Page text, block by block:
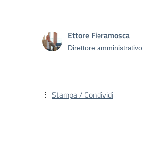
Ettore Fieramosca
Direttore amministrativo
Stampa / Condividi